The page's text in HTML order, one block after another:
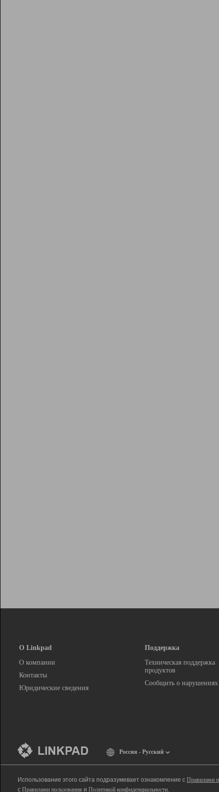
О Linkpad
О компании
Контакты
Юридические сведения
Поддержка
Техническая поддержка
продуктов
Сообщить о нарушениях
Россия - Русский
Использование этого сайта подразумевает ознакомление с Правилами
с Правилами пользования и Политикой конфиденциальности.